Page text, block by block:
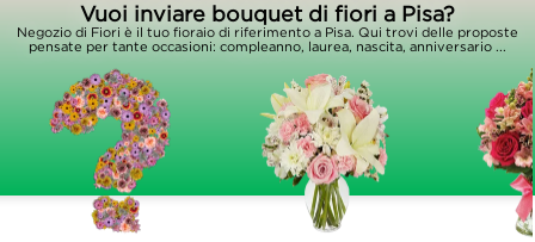
Vuoi inviare bouquet di fiori a Pisa?
Negozio di Fiori è il tuo fioraio di riferimento a Pisa. Qui trovi delle proposte
pensate per tante occasioni: compleanno, laurea, nascita, anniversario ...